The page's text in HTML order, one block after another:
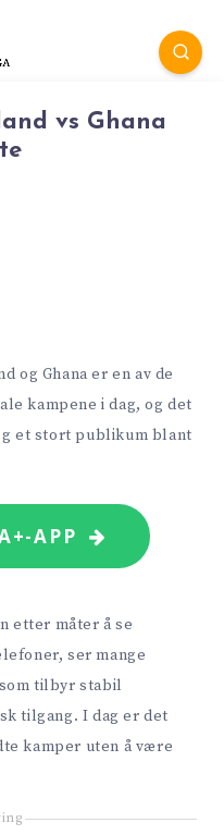
vs Ghana
og Ghana er en av de
kampene i dag, og det
et stort publikum blant
APP
etter måter å se
ser mange
tilbyr stabil
tilgang. I dag er det
kamper uten å være